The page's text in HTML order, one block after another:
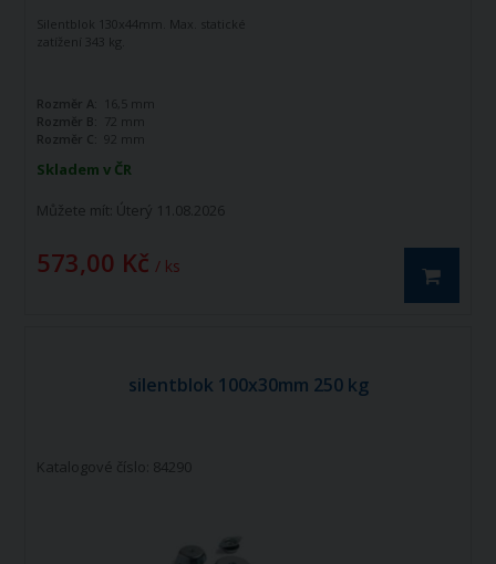
Skladem v ČR
Můžete mít: Úterý 11.08.2026
573,00 Kč / ks
Silentblok 130x44mm. Max. statické
zatížení 343 kg.
Rozměr A:
16,5 mm
Rozměr B:
72 mm
Rozměr C:
92 mm
silentblok 100x30mm 250 kg
Katalogové číslo: 84290